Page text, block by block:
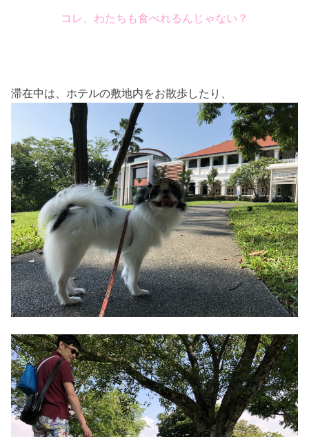
コレ、わたちも食べれるんじゃない？
滞在中は、ホテルの敷地内をお散歩したり、